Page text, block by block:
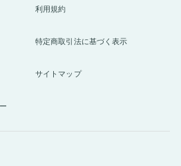
利用規約
特定商取引法に基づく表示
サイトマップ